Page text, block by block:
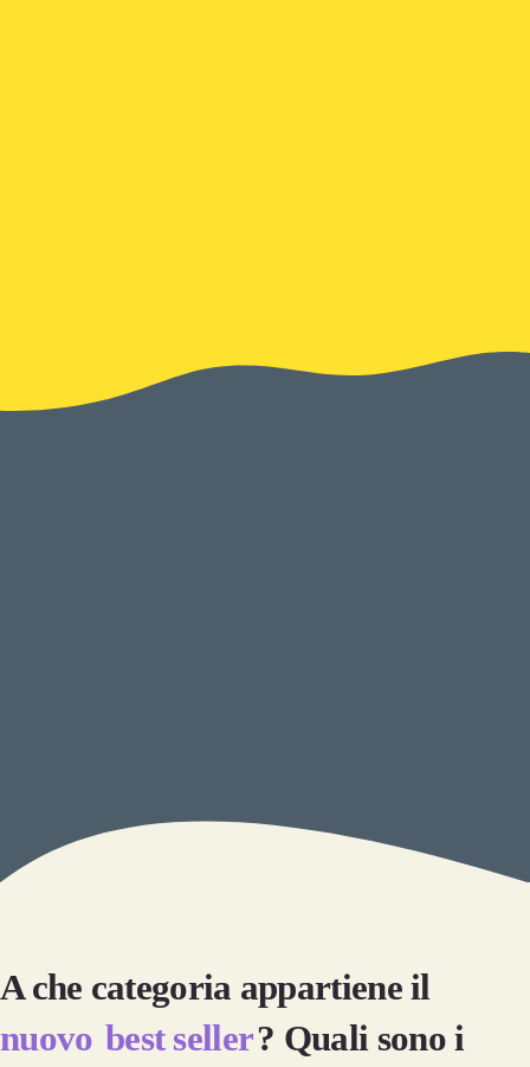
dentro sé
A che categoria appartiene il
nuovo best seller? Quali sono i